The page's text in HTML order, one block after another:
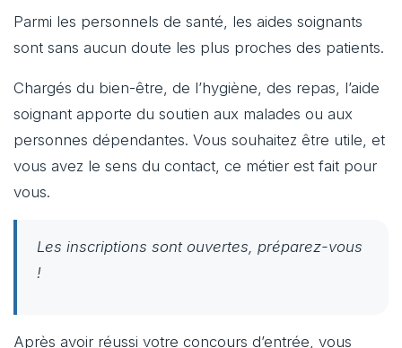
Parmi les personnels de santé, les aides soignants
sont sans aucun doute les plus proches des patients.
Chargés du bien-être, de l’hygiène, des repas, l’aide
soignant apporte du soutien aux malades ou aux
personnes dépendantes. Vous souhaitez être utile, et
vous avez le sens du contact, ce métier est fait pour
vous.
Les inscriptions sont ouvertes, préparez-vous
!
Après avoir réussi votre concours d’entrée, vous